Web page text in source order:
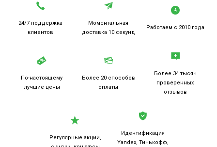
24/7 поддержка
клиентов
Моментальная
доставка 10 секунд
Работаем с 2010 года
По-настоящему
лучшие цены
Более 20 способов
оплаты
Более 34 тысяч
проверенных
отзывов
Регулярные акции,
Идентификация
Yandex, Тинькофф,